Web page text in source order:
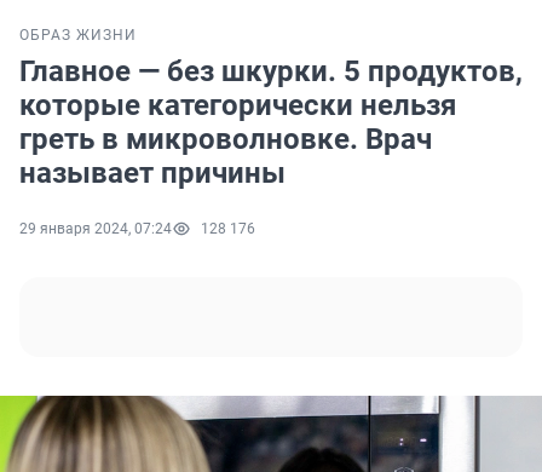
ОБРАЗ ЖИЗНИ
Главное — без шкурки. 5 продуктов,
которые категорически нельзя
греть в микроволновке. Врач
называет причины
29 января 2024, 07:24 128 176